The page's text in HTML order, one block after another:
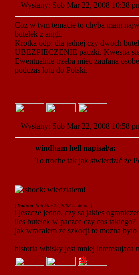
Wysłany: Sob Mar 22, 2008 10:38
Coz w tym temacie to chyba mam
butelek z angli.
Krotka odp: dla jednej czy dwoch
UBEZPIECZENIE paczki. Kwestia
Ewentualnie trzeba miec zaufana
podczas lotu do Polski.
Wysłany: Sob Mar 22, 2008 10:58
windham hell napisał/a:
To troche tak jak stwierdzić że
wiedzialem!
[ Dodano: Sob Mar 22, 2008 11:46 pm ]
i jeszcze jedno, czy sa jakies
iles butelek w paczce czy cos takiego?
jak wracalem ze szkocji to mozna
historia whisky jest mniej interesujaca